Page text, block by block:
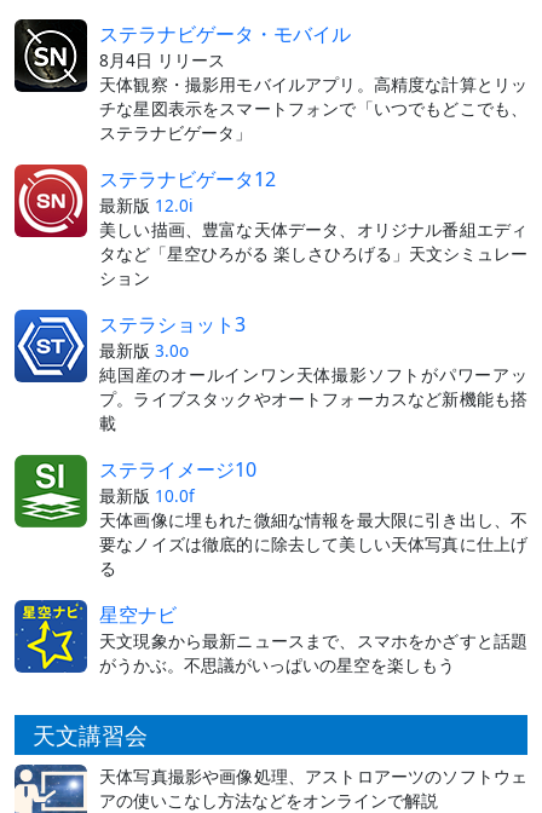
ステラナビゲータ・モバイル
8月4日 リリース
天体観察・撮影用モバイルアプリ。高精度な計算とリッ
チな星図表示をスマートフォンで「いつでもどこでも、
ステラナビゲータ」
ステラナビゲータ12
最新版 12.0i
美しい描画、豊富な天体データ、オリジナル番組エディ
タなど「星空ひろがる 楽しさひろげる」天文シミュレー
ション
ステラショット3
最新版 3.0o
純国産のオールインワン天体撮影ソフトがパワーアッ
プ。ライブスタックやオートフォーカスなど新機能も搭
載
ステライメージ10
最新版 10.0f
天体画像に埋もれた微細な情報を最大限に引き出し、不
要なノイズは徹底的に除去して美しい天体写真に仕上げ
る
星空ナビ
天文現象から最新ニュースまで、スマホをかざすと話題
がうかぶ。不思議がいっぱいの星空を楽しもう
天文講習会
天体写真撮影や画像処理、アストロアーツのソフトウェ
アの使いこなし方法などをオンラインで解説